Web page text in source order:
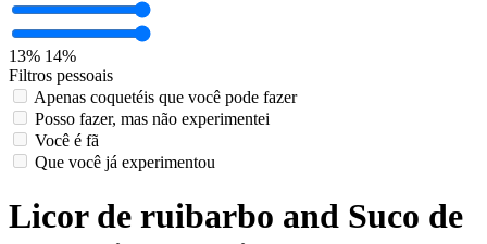
13% 14%
Filtros pessoais
Apenas coquetéis que você pode fazer
Posso fazer, mas não experimentei
Você é fã
Que você já experimentou
Licor de ruibarbo and Suco de